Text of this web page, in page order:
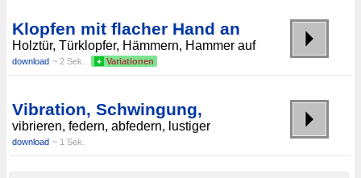
Klopfen mit flacher Hand an
Holztür, Türklopfer, Hämmern, Hammer auf
download ~ 2 Sek. + Variationen
Vibration, Schwingung,
vibrieren, federn, abfedern, lustiger
download ~ 1 Sek.